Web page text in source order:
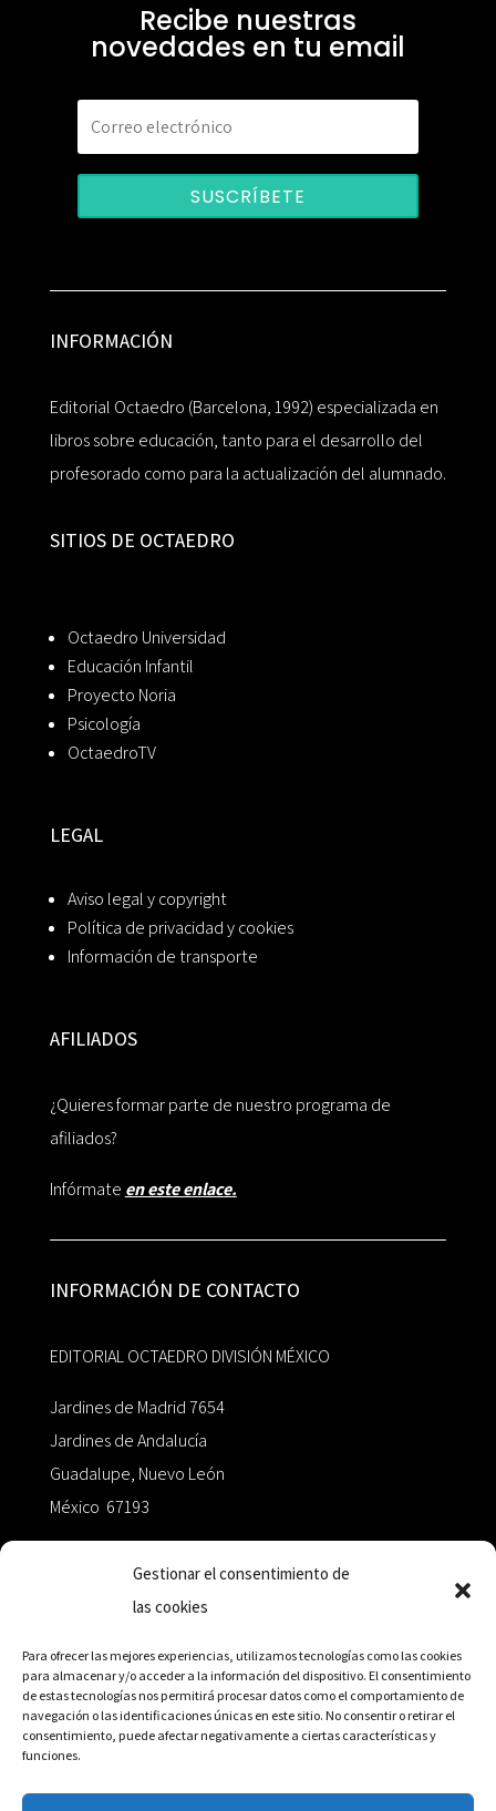
Gestionar el consentimiento de
las cookies
Para ofrecer las mejores experiencias, utilizamos tecnologías como las cookies
para almacenar y/o acceder a la información del dispositivo. El consentimiento
de estas tecnologías nos permitirá procesar datos como el comportamiento de
navegación o las identificaciones únicas en este sitio. No consentir o retirar el
consentimiento, puede afectar negativamente a ciertas características y
funciones.
Recibe nuestras
novedades en tu email
SUSCRÍBETE
INFORMACIÓN
Editorial Octaedro (Barcelona, 1992) especializada en
libros sobre educación, tanto para el desarrollo del
profesorado como para la actualización del alumnado.
SITIOS DE OCTAEDRO
Octaedro Universidad
Educación Infantil
Proyecto Noria
Psicología
OctaedroTV
LEGAL
Aviso legal y copyright
Política de privacidad y cookies
Información de transporte
AFILIADOS
¿Quieres formar parte de nuestro programa de
afiliados?
Infórmate en este enlace.
INFORMACIÓN DE CONTACTO
EDITORIAL OCTAEDRO DIVISIÓN MÉXICO
Jardines de Madrid 7654
Jardines de Andalucía
Guadalupe, Nuevo León
México 67193
+52 811.499.5638
RED DE DISTRIBUCIÓN